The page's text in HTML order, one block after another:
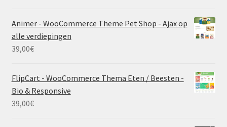
Animer - WooCommerce Theme Pet Shop - Ajax op
alle verdiepingen
39,00€
FlipCart - WooCommerce Thema Eten / Beesten -
Bio & Responsive
39,00€